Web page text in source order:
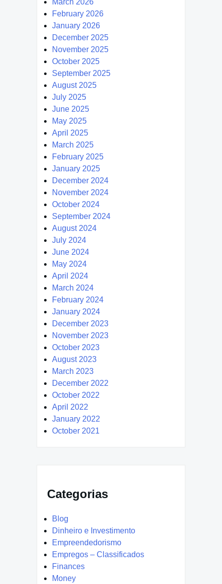
February 2026
January 2026
December 2025
November 2025
October 2025
September 2025
August 2025
July 2025
June 2025
May 2025
April 2025
March 2025
February 2025
January 2025
December 2024
November 2024
October 2024
September 2024
August 2024
July 2024
June 2024
May 2024
April 2024
March 2024
February 2024
January 2024
December 2023
November 2023
October 2023
August 2023
March 2023
December 2022
October 2022
April 2022
January 2022
October 2021
Categorias
Blog
Dinheiro e Investimento
Empreendedorismo
Empregos – Classificados
Finances
Money